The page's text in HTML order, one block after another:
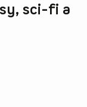
sci-fi a